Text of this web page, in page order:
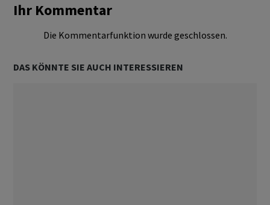
Ihr Kommentar
Die Kommentarfunktion wurde geschlossen.
DAS KÖNNTE SIE AUCH INTERESSIEREN